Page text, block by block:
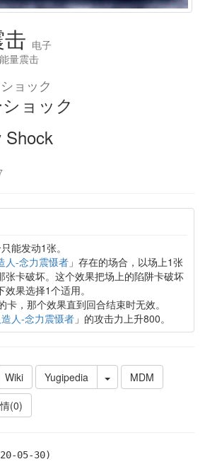
电子
量震击
ョック
ョック
Shock
能发动1张。
人-念力震慑者」存在的场合，以场上1张
张卡破坏。这个效果把场上的陷阱卡破坏
果选择1个适用。
卡，那个效果直到回合结束时无效。
造人-念力震慑者」的攻击力上升800。
Wiki Yugipedia
MDM
(0)
05-30)